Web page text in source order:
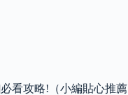
看攻略!（小編貼心推薦